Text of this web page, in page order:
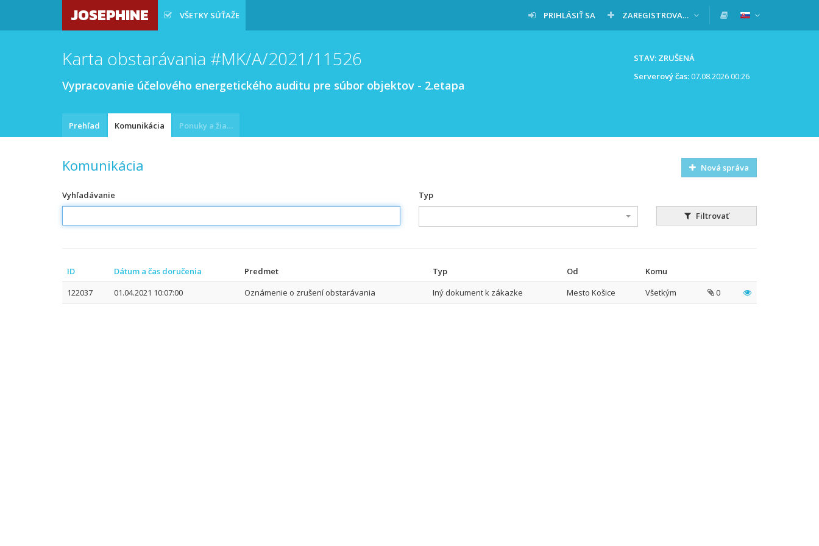
JOSEPHINE VŠETKY SÚŤAŽE PRIHLÁSIŤ SA ZAREGISTROVAŤ SA
STAV: ZRUŠENÁ
Serverový čas:07.08.2026 00:26
Karta obstarávania #MK/A/2021/11526
Vypracovanie účelového energetického auditu pre súbor objektov - 2.etapa
Prehľad Komunikácia Ponuky a žiadosti
Komunikácia Nová správa
Vyhľadávanie
Typ
Filtrovať
ID Dátum a čas doručenia Predmet Typ Od
Komu
122037
01.04.2021 10:07:00 Oznámenie o zrušení obstarávania Iný dokument k zákazke Mesto Košice Všetkým 0